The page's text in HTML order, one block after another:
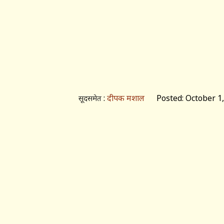
सूदसमेत : दीपक मशाल Posted: October